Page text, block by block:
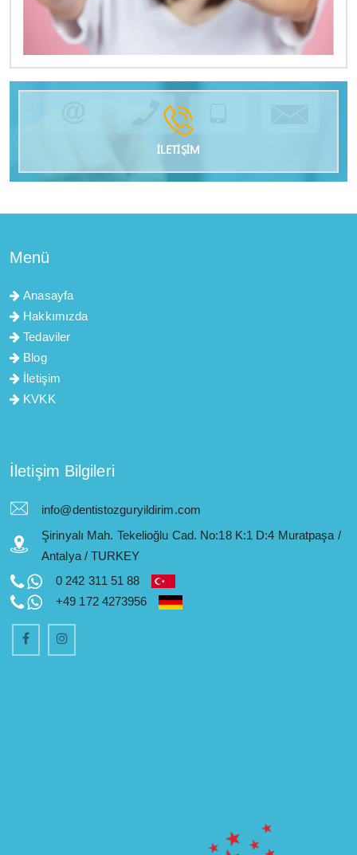
İLETİŞİM
Menü
Anasayfa
Hakkımızda
Tedaviler
Blog
İletişim
KVKK
İletişim Bilgileri
info@dentistozguryildirim.com
Şirinyalı Mah. Tekelioğlu Cad. No:18 K:1 D:4 Muratpaşa /
Antalya / TURKEY
0 242 311 51 88
+49 172 4273956